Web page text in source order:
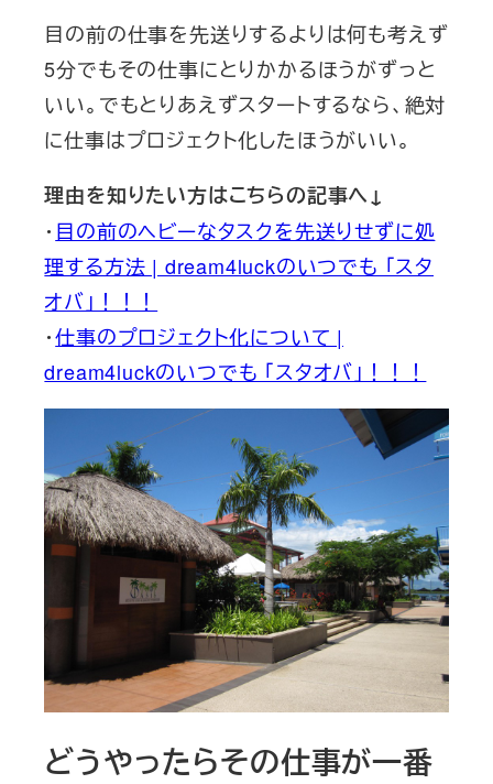
目の前の仕事を先送りするよりは何も考えず
5分でもその仕事にとりかかるほうがずっと
いい。でもとりあえずスタートするなら、絶対
に仕事はプロジェクト化したほうがいい。
理由を知りたい方はこちらの記事へ↓
・ 目の前のヘビーなタスクを先送りせずに処
理する方法 | dream4luckのいつでも 「スタ
オバ」！！！
・仕事のプロジェクト化について |
dream4luckのいつでも 「スタオバ」！！！
どうやったらその仕事が一番